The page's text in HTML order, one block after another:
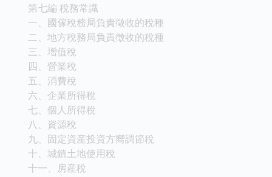
第七編 稅務常識
一、國傢稅務局負責徵收的稅種
二、地方稅務局負責徵收的稅種
三、增值稅
四、營業稅
五、消費稅
六、企業所得稅
七、個人所得稅
八、資源稅
九、固定資産投資方嚮調節稅
十、城鎮土地使用稅
十一、房産稅